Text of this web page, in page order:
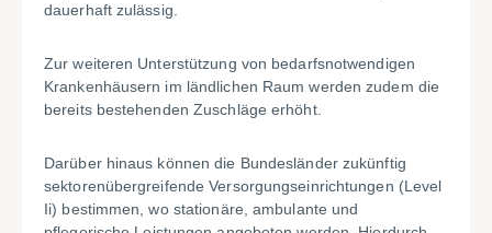
dauerhaft zulässig.
Zur weiteren Unterstützung von bedarfsnotwendigen
Krankenhäusern im ländlichen Raum werden zudem die
bereits bestehenden Zuschläge erhöht.
Darüber hinaus können die Bundesländer zukünftig
sektorenübergreifende Versorgungseinrichtungen (Level
Ii) bestimmen, wo stationäre, ambulante und